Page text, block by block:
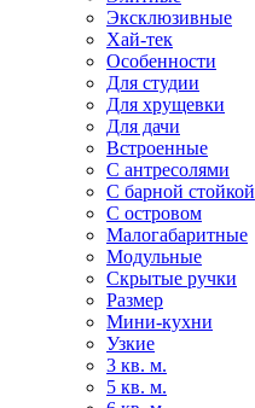
Эксклюзивные
Хай-тек
Особенности
Для студии
Для хрущевки
Для дачи
Встроенные
С антресолями
С барной стойкой
С островом
Малогабаритные
Модульные
Скрытые ручки
Размер
Мини-кухни
Узкие
3 кв. м.
5 кв. м.